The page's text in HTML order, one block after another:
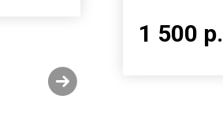
1 500 р.